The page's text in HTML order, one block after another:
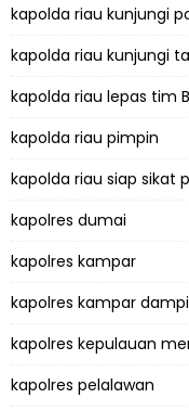
kapolda riau kunjungi
kapolda riau kunjungi
kapolda riau lepas tim
kapolda riau pimpin
kapolda riau siap sikat
kapolres dumai
kapolres kampar
kapolres kampar
kapolres kepulauan
kapolres pelalawan